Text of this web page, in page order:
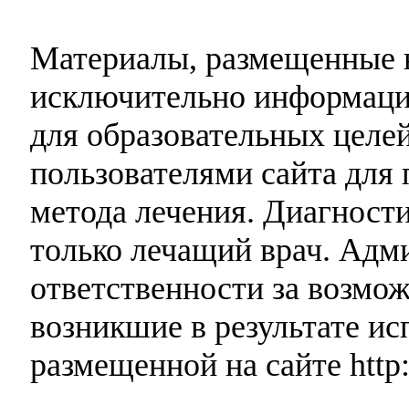
Материалы, размещенные
исключительно
для образовательных
пользователями сайта
метода лечения.
только лечащий врач.
ответственности за
возникшие в результате
размещенной на сайте